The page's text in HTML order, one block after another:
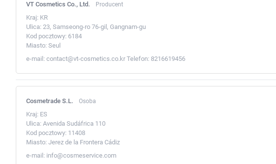
VT Cosmetics Co., Ltd. Producent
Kraj: KR
Ulica: 23, Samseong-ro 76-gil, Gangnam-gu
Kod pocztowy: 6184
Miasto: Seul
e-mail: contact@vt-cosmetics.co.kr Telefon: 8216619456
Cosmetrade S.L. Osoba
Kraj: ES
Ulica: Avenida Sudáfrica 110
Kod pocztowy: 11408
Miasto: Jerez de la Frontera Cádiz
e-mail: info@cosmeservice.com